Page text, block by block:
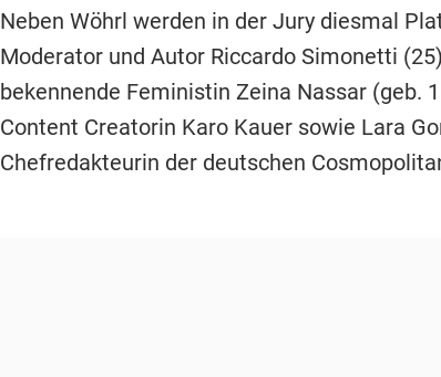
Neben Wöhrl werden in der Jury diesmal
Moderator und Autor Riccardo Simonetti
bekennende Feministin Zeina Nassar (geb.
Content Creatorin Karo Kauer sowie Lara
Chefredakteurin der deutschen